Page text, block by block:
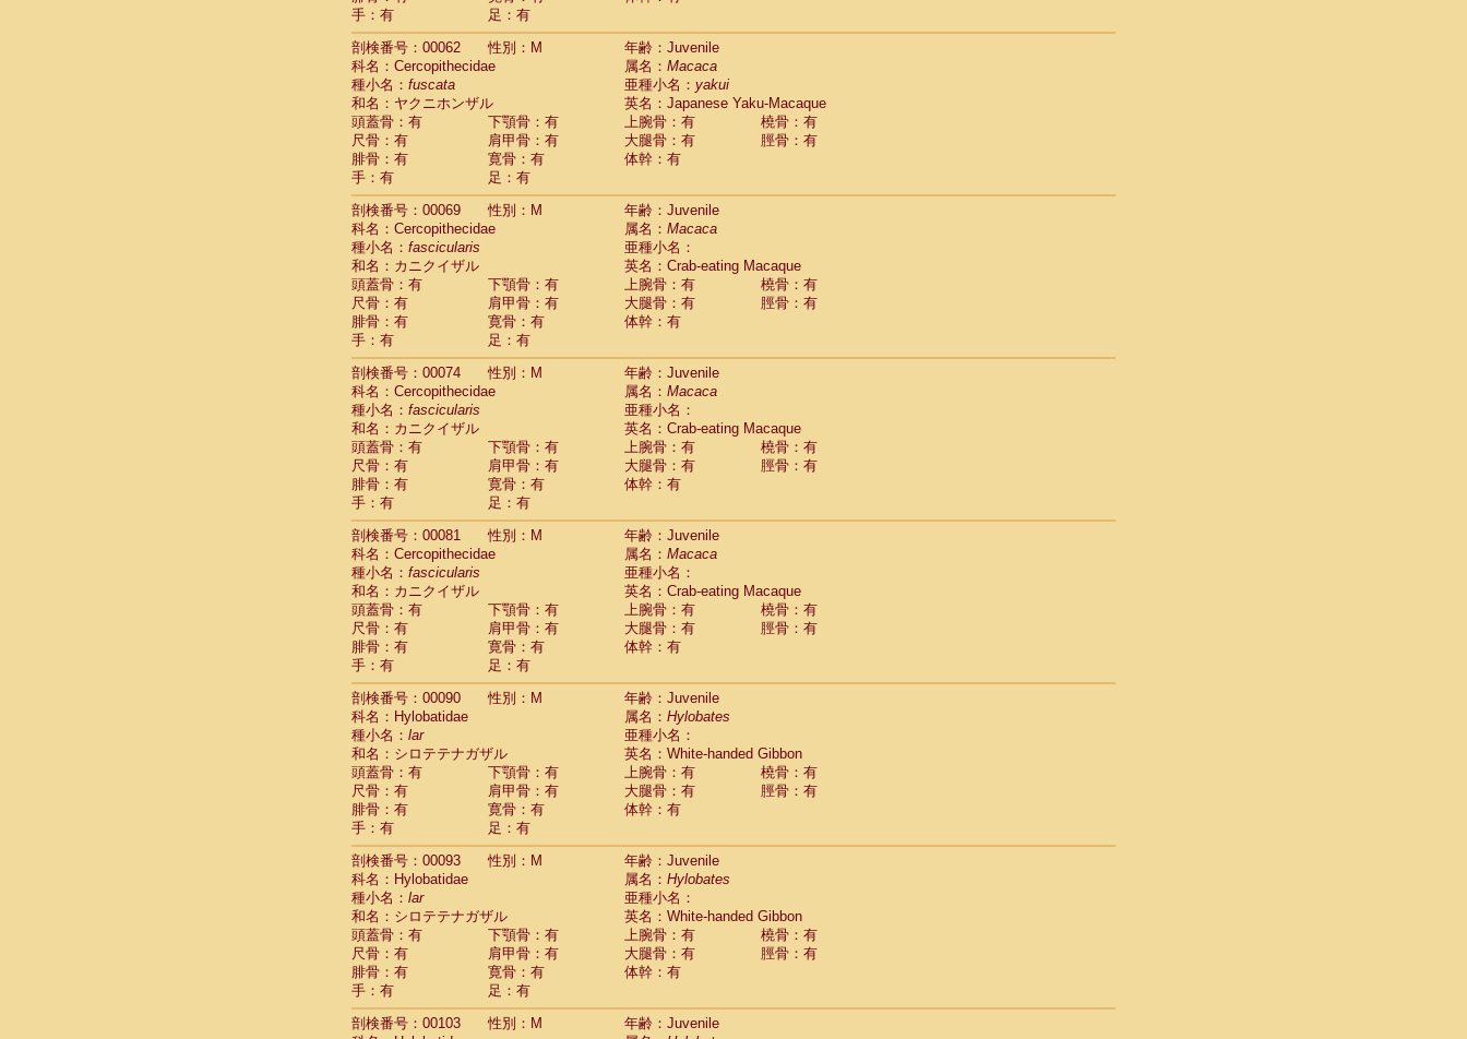
CercopithecidaePygathrix nemaeus
CercopithecidaeSemnopithecus entellus(8)
Cercopithecidae Trachypithecus cristatus(0)
Cercopithecidae Trachypithecus francoisi(0)
Cercopithecidae Trachypithecus obscurus(1)
CercopithecidaeTrachypithecus pileatus
CercopithecidaeColobinae spp.(0)
CercopithecidaePresbytesinaespp.(0)
CercopithecidaeCercopithecidae
HylobatidaeHoolock hoolock(0)
HylobatidaeHylobates agilis
HylobatidaeHylobates klossii (0)
Hylobatidae
HylobatidaeHylobates moloch(0)
Hylobatidae Hylobates muelleri(0)
HylobatidaeHylobates pileatus(2)
Hylobatidae Hylobates
HylobatidaeHylobateshybrid(0)
HylobatidaeNomascus concolor(0)
HylobatidaeSymphalangus syndactylus(0)
Hominidae (0)
Hominidae
Hominidae Gorilla gorilla beringei(0)
Hominidae Gorilla gorilla gorilla(0)
Primates misc.(0)
Scandentia Dendrogale melanura
Scandentia Ptilocercus lowii
ScandentiaTupaia glis
Scandentia
Scandentia
手：有
足：有
剖検番号：00062
性別：M
年齢：Juvenile
科名：Cercopithecidae
属名： Macaca
種小名： fuscata 亜種小名： yakui
和名：ヤクニホンザル
英名：Japanese Yaku-Macaque
頭蓋骨：有
下顎骨：有 上腕骨：有
橈骨：有
尺骨：有
肩甲骨：有 大腿骨：有
脛骨：有
腓骨：有
寛骨：有
体幹：有
手：有
足：有
剖検番号：00069
性別：M
年齢：Juvenile
科名：Cercopithecidae
属名： Macaca
種小名： fascicularis
亜種小名：
和名：カニクイザル
英名：Crab-eating Macaque
頭蓋骨：有
下顎骨：有 上腕骨：有
橈骨：有
尺骨：有
肩甲骨：有 大腿骨：有
脛骨：有
腓骨：有
寛骨：有
体幹：有
手：有
足：有
剖検番号：00074
性別：M
年齢：Juvenile
科名：Cercopithecidae
属名： Macaca
種小名： fascicularis
亜種小名：
和名：カニクイザル
英名：Crab-eating Macaque
頭蓋骨：有
下顎骨：有 上腕骨：有
橈骨：有
尺骨：有
肩甲骨：有 大腿骨：有
脛骨：有
腓骨：有
寛骨：有
体幹：有
手：有
足：有
剖検番号：00081
性別：M
年齢：Juvenile
科名：Cercopithecidae
属名： Macaca
種小名： fascicularis
亜種小名：
和名：カニクイザル
英名：Crab-eating Macaque
頭蓋骨：有
下顎骨：有 上腕骨：有
橈骨：有
尺骨：有
肩甲骨：有 大腿骨：有
脛骨：有
腓骨：有
寛骨：有
体幹：有
手：有
足：有
剖検番号：00090
性別：M
年齢：Juvenile
科名：Hylobatidae
属名： Hylobates
種小名： lar
亜種小名：
和名：シロテテナガザル
英名：White-handed Gibbon
頭蓋骨：有
下顎骨：有 上腕骨：有
橈骨：有
尺骨：有
肩甲骨：有 大腿骨：有
脛骨：有
腓骨：有
寛骨：有
体幹：有
手：有
足：有
剖検番号：00093
性別：M
年齢：Juvenile
科名：Hylobatidae
属名： Hylobates
種小名： lar
亜種小名：
和名：シロテテナガザル
英名：White-handed Gibbon
頭蓋骨：有
下顎骨：有 上腕骨：有
橈骨：有
尺骨：有
肩甲骨：有 大腿骨：有
脛骨：有
腓骨：有
寛骨：有
体幹：有
手：有
足：有
剖検番号：00103
性別：M
年齢：Juvenile